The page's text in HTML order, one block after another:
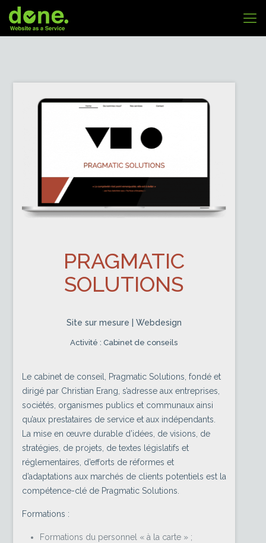
PRAGMATIC
SOLUTIONS
Site sur mesure | Webdesign
Activité : Cabinet de conseils
Le cabinet de conseil, Pragmatic Solutions, fondé et
dirigé par Christian Erang, s’adresse aux entreprises,
sociétés, organismes publics et communaux ainsi
qu’aux prestataires de service et aux indépendants.
La mise en œuvre durable d’idées, de visions, de
stratégies, de projets, de textes législatifs et
réglementaires, d’efforts de réformes et
d’adaptations aux marchés de clients potentiels est la
compétence-clé de Pragmatic Solutions.
Formations :
Formations du personnel « à la carte » ;